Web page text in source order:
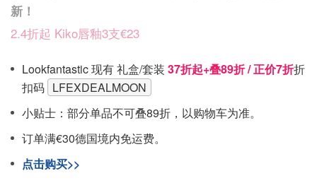
新！
2.4折起 Kiko唇釉3支€23
Lookfantastic 现有 礼盒/套装 37折起+叠89折 / 正价7折折
扣码 LFEXDEALMOON
小贴士：部分单品不可叠89折，以购物车为准。
订单满€30德国境内免运费。
点击购买>>